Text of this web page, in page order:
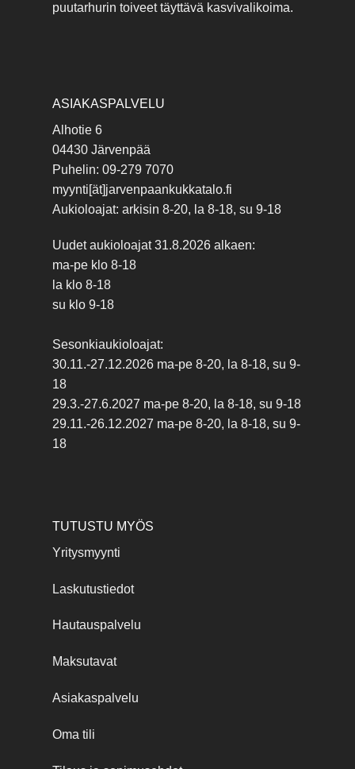
puutarhurin toiveet täyttävä kasvivalikoima.
ASIAKASPALVELU
Alhotie 6
04430 Järvenpää
Puhelin: 09-279 7070
myynti[ät]jarvenpaankukkatalo.fi
Aukioloajat: arkisin 8-20, la 8-18, su 9-18
Uudet aukioloajat 31.8.2026 alkaen:
ma-pe klo 8-18
la klo 8-18
su klo 9-18
Sesonkiaukioloajat:
30.11.-27.12.2026 ma-pe 8-20, la 8-18, su 9-
18
29.3.-27.6.2027 ma-pe 8-20, la 8-18, su 9-18
29.11.-26.12.2027 ma-pe 8-20, la 8-18, su 9-
18
TUTUSTU MYÖS
Yritysmyynti
Laskutustiedot
Hautauspalvelu
Maksutavat
Asiakaspalvelu
Oma tili